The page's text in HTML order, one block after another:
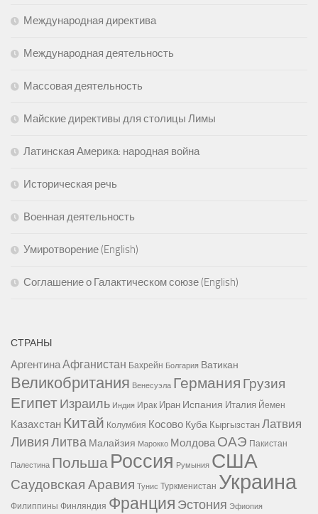
Международная директива
Международная деятельность
Массовая деятельность
Майские директивы для столицы Лимы
Латинская Америка: народная война
Историческая речь
Военная деятельность
Умиротворение (English)
Соглашение о Галактическом союзе (English)
СТРАНЫ
АргентинаАфганистан Бахрейн Болгария Ватикан
Великобритания Венесуэла Германия Грузия
ЕгипетИзраиль Индия Ирак Иран Испания Италия Йемен
Казахстан Китай Колумбия Косово Куба Кыргызстан Латвия
ЛивияЛитва Малайзия Марокко Молдова ОАЭ Пакистан
Палестина Польша Россия Румыния США
Саудовская Аравия Тунис Туркменистан Украина
Филиппины Финляндия Франция Эстония Эфиопия